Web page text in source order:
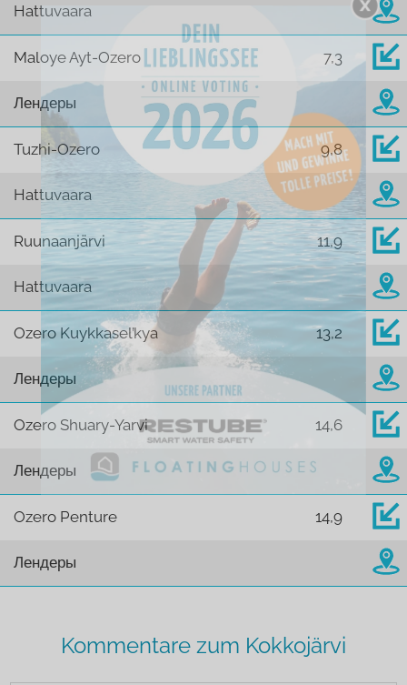
Hattuvaara
Maloye Ayt-Ozero 7,3
Лендеры
Tuzhi-Ozero 9,8
Hattuvaara
Ruunaanjärvi 11,9
Hattuvaara
Ozero Kuykkasel’kya 13,2
Лендеры
Ozero Shuary-Yarvi 14,6
Лендеры
Ozero Penture 14,9
Лендеры
Kommentare zum Kokkojärvi